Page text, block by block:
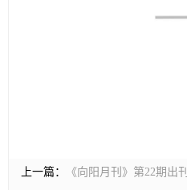
上一篇： 《向阳月刊》第22期出刊